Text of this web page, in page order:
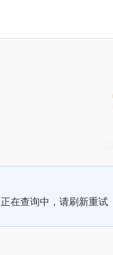
正在查询中，请刷新重试